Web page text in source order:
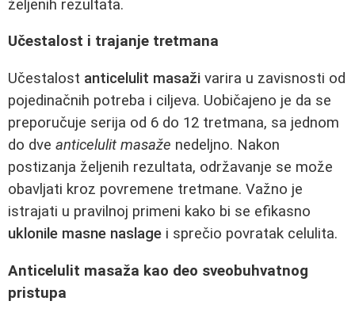
željenih rezultata.
Učestalost i trajanje tretmana
Učestalost anticelulit masaži varira u zavisnosti od
pojedinačnih potreba i ciljeva. Uobičajeno je da se
preporučuje serija od 6 do 12 tretmana, sa jednom
do dve anticelulit masaže nedeljno. Nakon
postizanja željenih rezultata, održavanje se može
obavljati kroz povremene tretmane. Važno je
istrajati u pravilnoj primeni kako bi se efikasno
uklonile masne naslage i sprečio povratak celulita.
Anticelulit masaža kao deo sveobuhvatnog
pristupa